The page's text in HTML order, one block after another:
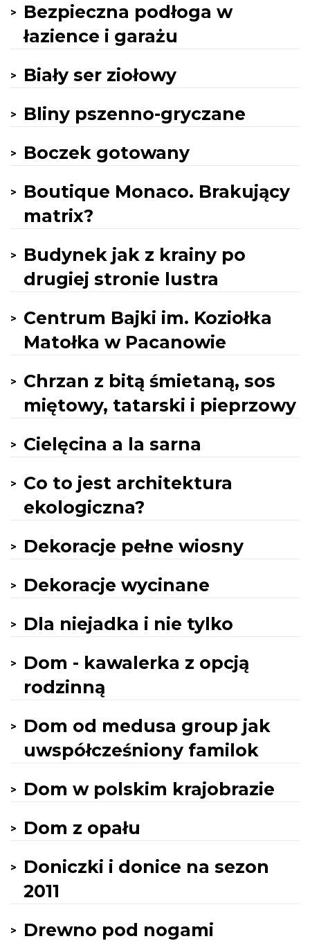
Bezpieczna podłoga w
łazience i garażu
Biały ser ziołowy
Bliny pszenno-gryczane
Boczek gotowany
Boutique Monaco. Brakujący
matrix?
Budynek jak z krainy po
drugiej stronie lustra
Centrum Bajki im. Koziołka
Matołka w Pacanowie
Chrzan z bitą śmietaną, sos
miętowy, tatarski i pieprzowy
Cielęcina a la sarna
Co to jest architektura
ekologiczna?
Dekoracje pełne wiosny
Dekoracje wycinane
Dla niejadka i nie tylko
Dom - kawalerka z opcją
rodzinną
Dom od medusa group jak
uwspółcześniony familok
Dom w polskim krajobrazie
Dom z opału
Doniczki i donice na sezon
2011
Drewno pod nogami